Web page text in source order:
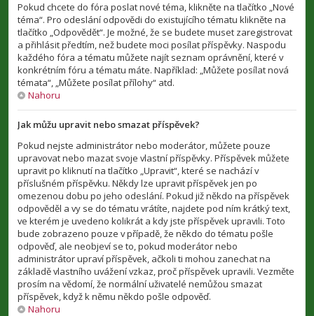
Pokud chcete do fóra poslat nové téma, klikněte na tlačítko „Nové
téma“. Pro odeslání odpovědi do existujícího tématu klikněte na
tlačítko „Odpovědět“. Je možné, že se budete muset zaregistrovat
a přihlásit předtím, než budete moci posílat příspěvky. Naspodu
každého fóra a tématu můžete najít seznam oprávnění, které v
konkrétním fóru a tématu máte. Například: „Můžete posílat nová
témata“, „Můžete posílat přílohy“ atd.
Nahoru
Jak můžu upravit nebo smazat příspěvek?
Pokud nejste administrátor nebo moderátor, můžete pouze
upravovat nebo mazat svoje vlastní příspěvky. Příspěvek můžete
upravit po kliknutí na tlačítko „Upravit“, které se nachází v
příslušném příspěvku. Někdy lze upravit příspěvek jen po
omezenou dobu po jeho odeslání. Pokud již někdo na příspěvek
odpověděl a vy se do tématu vrátíte, najdete pod ním krátký text,
ve kterém je uvedeno kolikrát a kdy jste příspěvek upravili. Toto
bude zobrazeno pouze v případě, že někdo do tématu pošle
odpověď, ale neobjeví se to, pokud moderátor nebo
administrátor upraví příspěvek, ačkoli ti mohou zanechat na
základě vlastního uvážení vzkaz, proč příspěvek upravili. Vezměte
prosím na vědomí, že normální uživatelé nemůžou smazat
příspěvek, když k němu někdo pošle odpověď.
Nahoru